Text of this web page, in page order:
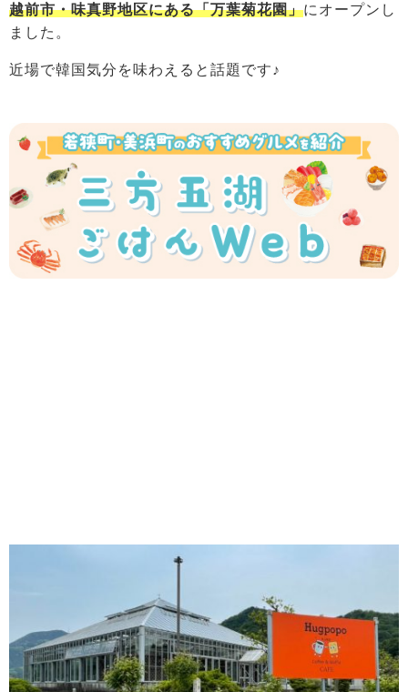
越前市・味真野地区にある「万葉菊花園」にオープンし
ました。
近場で韓国気分を味わえると話題です♪